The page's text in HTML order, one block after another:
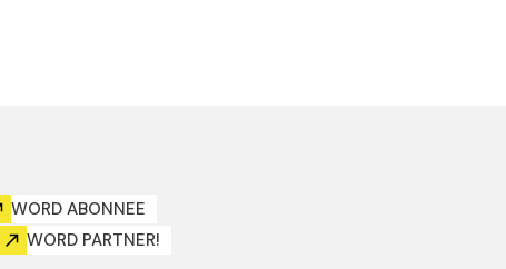
WORD ABONNEE
WORD PARTNER!